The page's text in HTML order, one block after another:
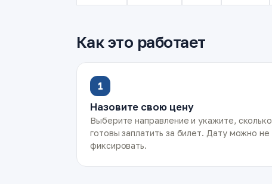
Как это работает
1
Назовите свою цену
Выберите направление и укажите, сколько
готовы заплатить за билет. Дату можно не
фиксировать.